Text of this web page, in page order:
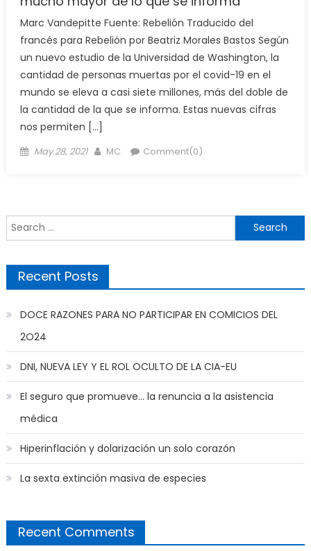
Marc Vandepitte Fuente: Rebelión Traducido del
francés para Rebelión por Beatriz Morales Bastos Según
un nuevo estudio de la Universidad de Washington, la
cantidad de personas muertas por el covid-19 en el
mundo se eleva a casi siete millones, más del doble de
la cantidad de la que se informa. Estas nuevas cifras
nos permiten […]
Posted
May 28, 2021 Author
MC Comment(0)
Search
for:
Recent Posts
DOCE RAZONES PARA NO PARTICIPAR EN COMICIOS DEL
2O24
DNI, NUEVA LEY Y EL ROL OCULTO DE LA CIA-EU
El seguro que promueve… la renuncia a la asistencia
médica
Hiperinflación y dolarización un solo corazón
La sexta extinción masiva de especies
Recent Comments